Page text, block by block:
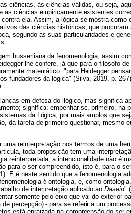
ciências, às ciências válidas, ou seja,
as ciências empiricamente existentes
ela. Assim, a lógica se mostra como
das ciências históricas, que procuram
segundo as suas particularidades e
husserliana da fenomenologia, assim
lhe confere, já que para o filósofo de
matemático: "para Heidegger
fundadores da lógica" (Silva, 2019, p.
em defesa do ilógico, mas significa
significa: empenhar-se, primeiro, na
da Lógica, por mais amplos que
da tarefa de primeiro questionar, mesmo
reinterpretação nos termos de uma
toda proposição tem uma
reinterpretada, a intencionalidade não é
para o ser compreendido, isto é, para o
E é neste sentido que a fenomenologia
é ontologia, e, como
de interpretação aplicado ao Dasein"
somente pelo eixo que vai do exterior
de percepção) - para se referir a um
está enraizada na compreensão do ser